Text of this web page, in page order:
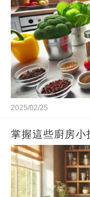
2025/02/25
掌握這些廚房小